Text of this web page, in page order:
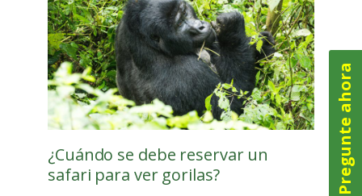
¿Cuándo se debe reservar un
safari para ver gorilas?
Pregunte ahora